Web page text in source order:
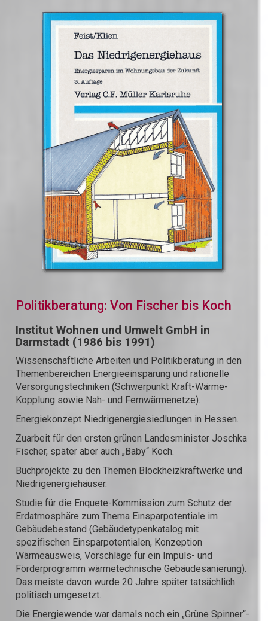
Politikberatung: Von Fischer bis Koch
Institut Wohnen und Umwelt GmbH in
Darmstadt (1986 bis 1991)
Wissenschaftliche Arbeiten und Politikberatung in den
Themenbereichen Energieeinsparung und rationelle
Versorgungstechniken (Schwerpunkt Kraft-Wärme-
Kopplung sowie Nah- und Fernwärmenetze).
Energiekonzept Niedrigenergiesiedlungen in Hessen.
Zuarbeit für den ersten grünen Landesminister Joschka
Fischer, später aber auch „Baby“ Koch.
Buchprojekte zu den Themen Blockheizkraftwerke und
Niedrigenergiehäuser.
Studie für die Enquete-Kommission zum Schutz der
Erdatmosphäre zum Thema Einsparpotentiale im
Gebäudebestand (Gebäudetypenkatalog mit
spezifischen Einsparpotentialen, Konzeption
Wärmeausweis, Vorschläge für ein Impuls- und
Förderprogramm wärmetechnische Gebäudesanierung).
Das meiste davon wurde 20 Jahre später tatsächlich
politisch umgesetzt.
Die Energiewende war damals noch ein „Grüne Spinner“-